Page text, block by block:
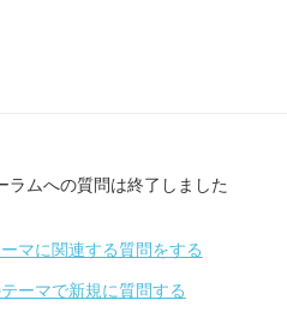
ラムへの質問は終了しました
マに関連する質問をする
ーマで新規に質問する